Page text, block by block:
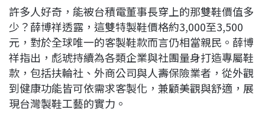
許多人好奇，能被台積電董事長穿上的那雙鞋價值多
少？薛博祥透露，這雙特製鞋價格約3,000至3,500
元，對於全球唯一的客製鞋款而言仍相當親民。薛博
祥指出，彪琥持續為各類企業與社團量身打造專屬鞋
款，包括扶輪社、外商公司與人壽保險業者，從外觀
到健康功能皆可依需求客製化，兼顧美觀與舒適，展
現台灣製鞋工藝的實力。